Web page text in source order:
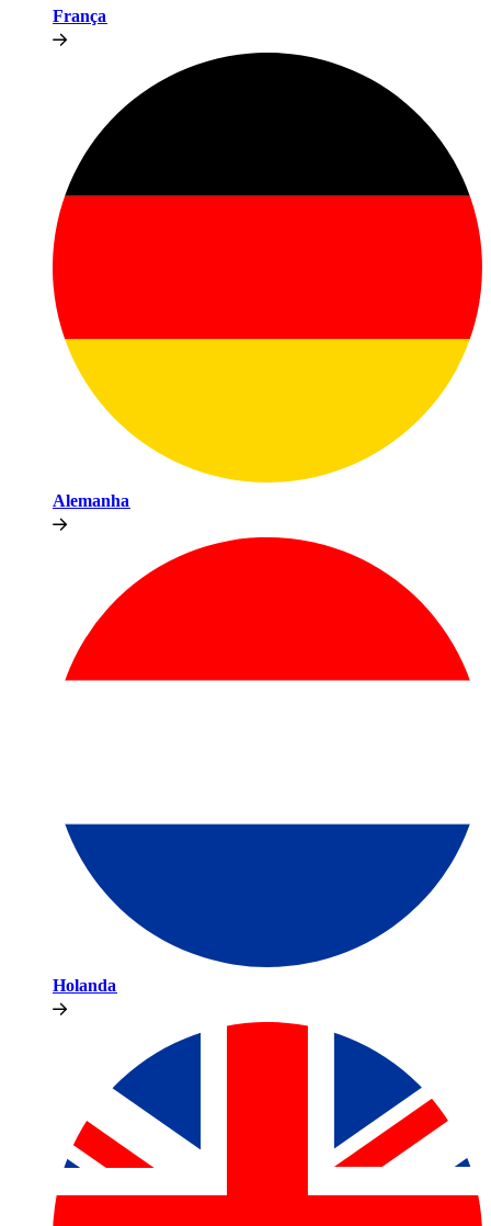
França​​
Alemanha​​
Holanda​​